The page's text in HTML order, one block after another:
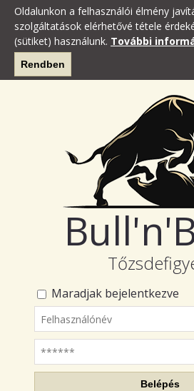
Oldalunkon a felhasználói élmény
szolgáltatások elérhetővé tétele
(sütiket) használunk. További
Rendben
Maradjak bejelentkezve
Felhasználónév
Jelszó
Belépés